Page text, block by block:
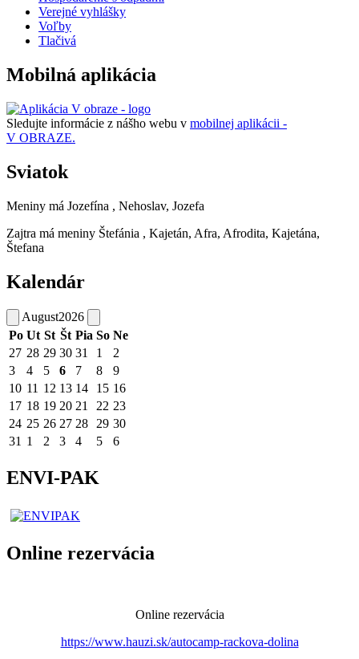
Verejné vyhlášky
Voľby
Tlačivá
Mobilná aplikácia
Sledujte informácie z nášho webu v mobilnej aplikácii -
V OBRAZE.
Sviatok
Meniny má Jozefína , Nehoslav, Jozefa
Zajtra má meniny Štefánia , Kajetán, Afra, Afrodita, Kajetána,
Štefana
Kalendár
August2026
Po Ut St Št Pia So Ne
27 28 29 30 31 1
2
3
4 5 6 7 8
9
10 11 12 13 14 15 16
17 18 19 20 21 22 23
24 25 26 27 28 29 30
31 1 2 3 4 5 6
ENVI-PAK
Online rezervácia
Online rezervácia
https://www.hauzi.sk/autocamp-rackova-dolina